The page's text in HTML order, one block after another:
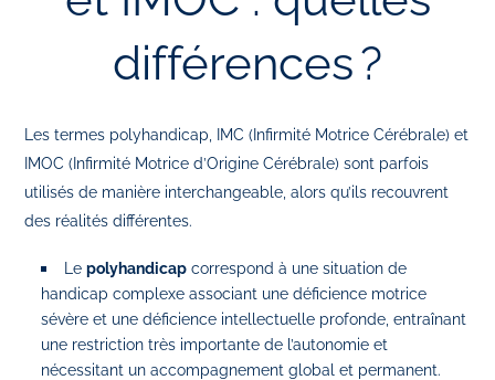
différences ?
Les termes polyhandicap, IMC (Infirmité Motrice Cérébrale) et
IMOC (Infirmité Motrice d’Origine Cérébrale) sont parfois
utilisés de manière interchangeable, alors qu’ils recouvrent
des réalités différentes.
Le polyhandicapcorrespond à une situation de
handicap complexe associant une déficience motrice
sévère et une déficience intellectuelle profonde, entraînant
une restriction très importante de l’autonomie et
nécessitant un accompagnement global et permanent.